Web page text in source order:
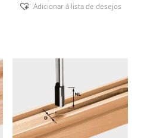
Adicionar á lista de desejos